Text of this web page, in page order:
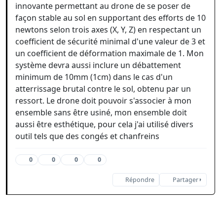
innovante permettant au drone de se poser de
façon stable au sol en supportant des efforts de 10
newtons selon trois axes (X, Y, Z) en respectant un
coefficient de sécurité minimal d'une valeur de 3 et
un coefficient de déformation maximale de 1. Mon
système devra aussi inclure un débattement
minimum de 10mm (1cm) dans le cas d'un
atterrissage brutal contre le sol, obtenu par un
ressort. Le drone doit pouvoir s'associer à mon
ensemble sans être usiné, mon ensemble doit
aussi être esthétique, pour cela j'ai utilisé divers
outil tels que des congés et chanfreins
0 0 0 0
Répondre Partager